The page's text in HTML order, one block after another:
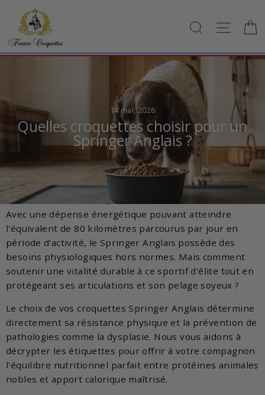
contenu
14 mai, 2026
Quelles croquettes choisir pour un
Springer Anglais ?
Avec une dépense énergétique pouvant atteindre
l'équivalent de 80 kilomètres parcourus par jour en
période d'activité, le Springer Anglais possède des
besoins physiologiques hors normes. Mais comment
soutenir une vitalité durable à ce sportif d'élite tout en
protégeant ses articulations et son pelage soyeux ?
Le choix de vos croquettes Springer Anglais détermine
directement sa résistance physique et la prévention de
pathologies comme la dysplasie. Nous vous aidons à
décrypter les étiquettes pour offrir à votre compagnon
l'équilibre nutritionnel parfait entre protéines animales
nobles et apport calorique maîtrisé.